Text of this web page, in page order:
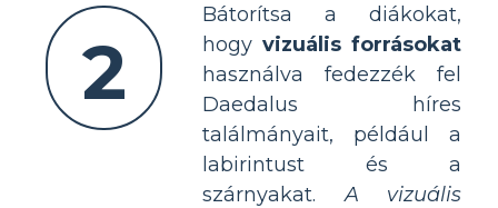
2
Bátorítsa a diákokat,
hogy vizuális forrásokat
használva fedezzék fel
Daedalus híres
találmányait, például a
labirintust és a
szárnyakat.A vizuális